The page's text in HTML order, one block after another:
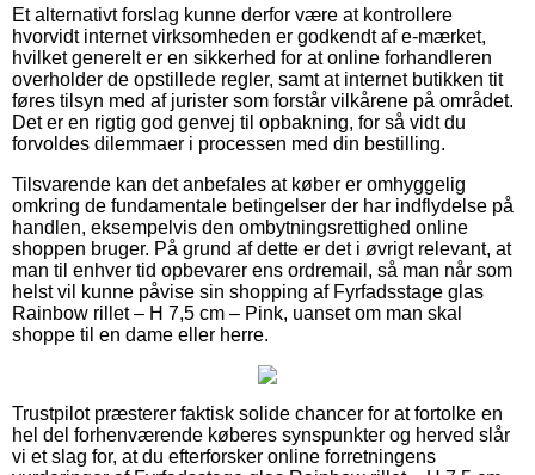
Et alternativt forslag kunne derfor være at kontrollere
hvorvidt internet virksomheden er godkendt af e-mærket,
hvilket generelt er en sikkerhed for at online forhandleren
overholder de opstillede regler, samt at internet butikken tit
føres tilsyn med af jurister som forstår vilkårene på området.
Det er en rigtig god genvej til opbakning, for så vidt du
forvoldes dilemmaer i processen med din bestilling.
Tilsvarende kan det anbefales at køber er omhyggelig
omkring de fundamentale betingelser der har indflydelse på
handlen, eksempelvis den ombytningsrettighed online
shoppen bruger. På grund af dette er det i øvrigt relevant, at
man til enhver tid opbevarer ens ordremail, så man når som
helst vil kunne påvise sin shopping af Fyrfadsstage glas
Rainbow rillet – H 7,5 cm – Pink, uanset om man skal
shoppe til en dame eller herre.
Trustpilot præsterer faktisk solide chancer for at fortolke en
hel del forhenværende køberes synspunkter og herved slår
vi et slag for, at du efterforsker online forretningens